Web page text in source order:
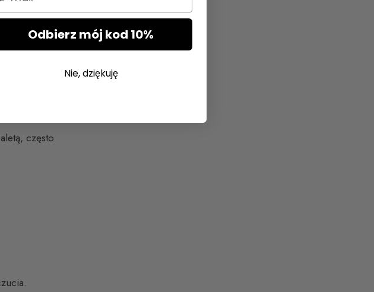
w
często
Odbierz mój kod 10%
Nie, dziękuję